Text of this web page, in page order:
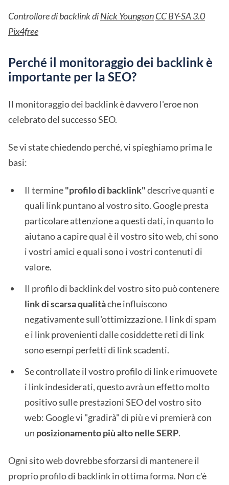
Controllore di backlink diNick YoungsonCC BY-SA 3.0
Pix4free
Perché il monitoraggio dei backlink è
importante per la SEO?
Il monitoraggio dei backlink è davvero l'eroe non
celebrato del successo SEO.
Se vi state chiedendo perché, vi spieghiamo prima le
basi:
Il termine"profilo di backlink"descrive quanti e
quali link puntano al vostro sito. Google presta
particolare attenzione a questi dati, in quanto lo
aiutano a capire qual è il vostro sito web, chi sono
i vostri amici e quali sono i vostri contenuti di
valore.
Il profilo di backlink del vostro sito può contenere
link di scarsa qualitàche influiscono
negativamente sull'ottimizzazione. I link di spam
e i link provenienti dalle cosiddette reti di link
sono esempi perfetti di link scadenti.
Se controllate il vostro profilo di link e rimuovete
i link indesiderati, questo avrà un effetto molto
positivo sulle prestazioni SEO del vostro sito
web: Google vi "gradirà" di più e vi premierà con
un posizionamento più alto nelle SERP.
Ogni sito web dovrebbe sforzarsi di mantenere il
proprio profilo di backlink in ottima forma. Non c'è